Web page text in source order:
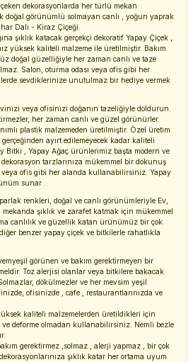
dekorasyonlarda her türlü mekan
doğal görünümlü solmayan canlı , yoğun yaprak
Dalı - Kiraz Çiçeği.
şıklık katacak gerçekçi dekoratif Yapay Çiçek ,
yüksek kaliteli malzeme ile üretilmiştir. Bakım
doğal güzelliğiyle her zaman canlı ve taze
Salon, oturma odası veya ofis gibi her
sevdiklerinize unutulmaz bir hediye vermek
veya ofisinizi doğanın tazeliğiyle doldurun.
her zaman canlı ve güzel görünürler.
plastik malzemeden üretilmiştir. Özel üretim
ayırt edilemeyecek kadar kaliteli
Bitki , Yapay Ağaç ürünlerimiz başta modern ve
tarzlarınıza mükemmel bir dokunuş
veya ofis gibi her alanda kullanabilirsiniz. Yapay
sunar .
renkleri, doğal ve canlı görünümleriyle Ev,
şıklık ve zarafet katmak için mükemmel
canlılık ve güzellik katan ürünümüz bir çok
benzer yapay çiçek ve bitkilerle rahatlıkla
görünen ve bakım gerektirmeyen bir
Toz alerjisi olanlar veya bitkilere bakacak
dökülmezler ve her mevsim yeşil
ofisinizde , cafe , restaurantlarınızda ve
kaliteli malzemelerden üretildikleri için
deforme olmadan kullanabilirsiniz. Nemli bezle
gerektirmez ,solmaz , alerji yapmaz , bir çok
şıklık katar her ortama uyum